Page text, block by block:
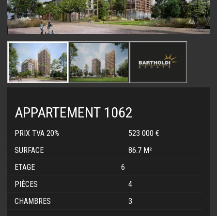
APPARTEMENT 1062
PRIX TVA 20%
523 000 €
SURFACE
86.7 M²
ETAGE
6
PIÈCES
4
CHAMBRES
3